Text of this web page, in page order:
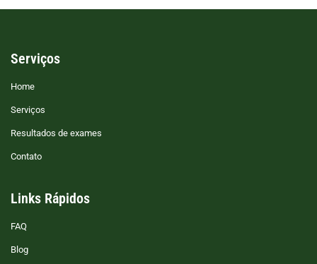
Serviços
Home
Serviços
Resultados de exames
Contato
Links Rápidos
FAQ
Blog